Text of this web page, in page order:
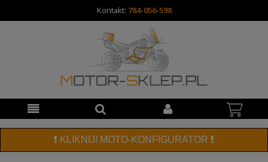
Kontakt: 784-056-598
KLIKNIJ! MOTO-KONFIGURATOR